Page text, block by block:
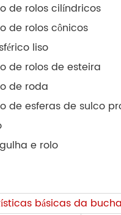
de rolos cilíndricos
de rolos cônicos
liso
de rolos de esteira
de roda
de esferas de sulco
e rolo
básicas da bucha